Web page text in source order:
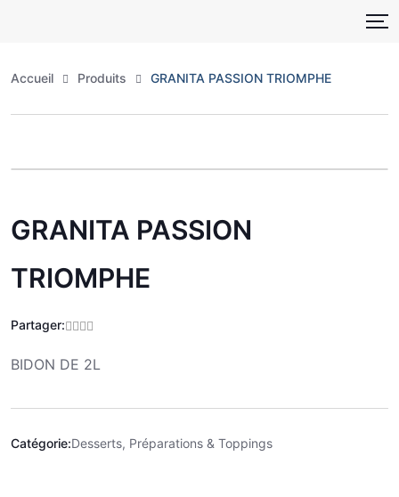
Accueil Produits GRANITA PASSION TRIOMPHE
GRANITA PASSION
TRIOMPHE
Partager:
BIDON DE 2L
Catégorie:Desserts, Préparations & Toppings